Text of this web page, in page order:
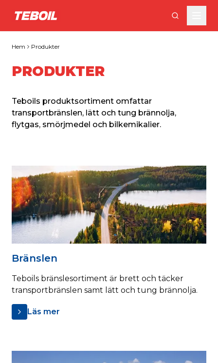
Gå till huvudinnehållet
Hem Produkter
PRODUKTER
Teboils produktsortiment omfattar
transportbränslen, lätt och tung brännolja,
flytgas, smörjmedel och bilkemikalier.
Bränslen
Teboils bränslesortiment är brett och täcker
transportbränslen samt lätt och tung brännolja.
Läs mer